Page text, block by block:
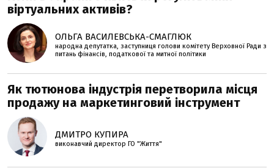
віртуальних активів?
ОЛЬГА ВАСИЛЕВСЬКА-СМАГЛЮК
народна депутатка, заступниця голови комітету Верховної Ради з
питань фінансів, податкової та митної політики
Як тютюнова індустрія перетворила місця
продажу на маркетинговий інструмент
ДМИТРО КУПИРА
виконавчий директор ГО "Життя"